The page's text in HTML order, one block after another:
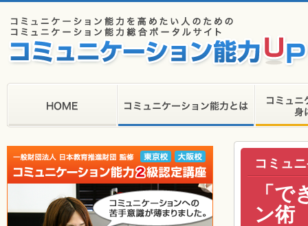
コミュ
「
ン術